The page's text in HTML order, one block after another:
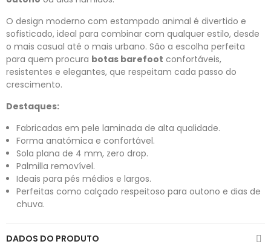
O design moderno com estampado animal é divertido e
sofisticado, ideal para combinar com qualquer estilo, desde
o mais casual até o mais urbano. São a escolha perfeita
para quem procura botas barefoot confortáveis,
resistentes e elegantes, que respeitam cada passo do
crescimento.
Destaques:
Fabricadas em pele laminada de alta qualidade.
Forma anatómica e confortável.
Sola plana de 4 mm, zero drop.
Palmilla removível.
Ideais para pés médios e largos.
Perfeitas como calçado respeitoso para outono e dias de
chuva.
DADOS DO PRODUTO